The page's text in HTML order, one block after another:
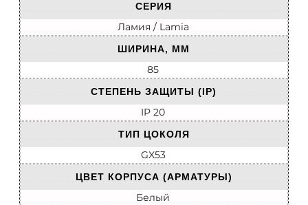
СЕРИЯ
Ламия / Lamia
ШИРИНА, ММ
85
СТЕПЕНЬ ЗАЩИТЫ (IP)
IP 20
ТИП ЦОКОЛЯ
GX53
ЦВЕТ КОРПУСА (АРМАТУРЫ)
Белый